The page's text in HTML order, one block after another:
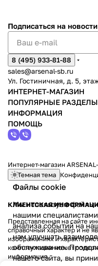
Файлы cookie
Мы используем файлы
нашими
анализа событий на
нам улучшать
обслуживание.
нашего сайта, вы
Подписаться на
8 (495) 933-81-88
sales@arsenal-sb.ru
Ул. Гостиничная, д. 5,
ИНТЕРНЕТ-МАГАЗИН
ПОПУЛЯРНЫЕ РАЗДЕЛЫ
ИНФОРМАЦИЯ
ПОМОЩЬ
Интернет-магазин
Темная тема
КЛИЕНТСКАЯ
Представленная на сайте
справочный характер и не
изображениях и
комплектации может
информация.